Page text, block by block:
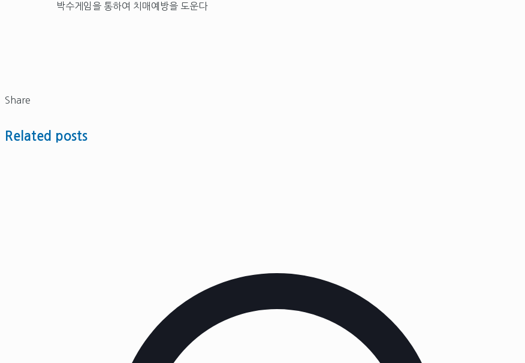
박수게임을 통하여 치매예방을 도운다
Share
Related posts